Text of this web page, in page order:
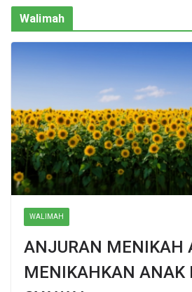
Walimah
WALIMAH
ANJURAN MENIKAH
MENIKAHKAN ANAK